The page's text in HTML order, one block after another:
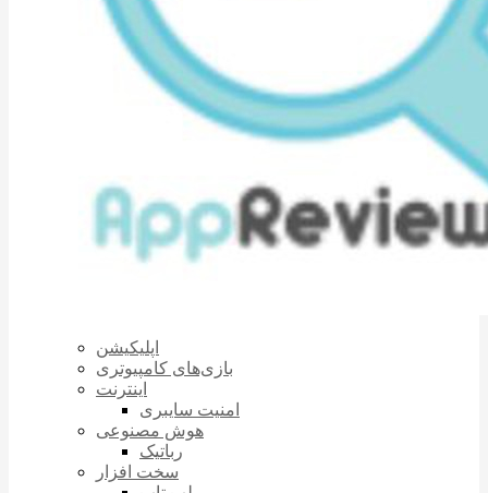
اپلیکیشن
بازی‌های کامپیوتری
اینترنت
امنیت سایبری
هوش مصنوعی
رباتیک
سخت افزار